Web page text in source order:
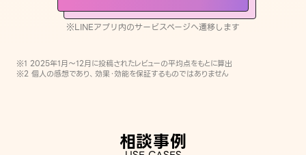
※LINEアプリ内のサービスページへ遷移します
※1 2025年1月〜12月に投稿されたレビューの平均点をもとに算出
※2 個人の感想であり、効果・効能を保証するものではありません
相談事例